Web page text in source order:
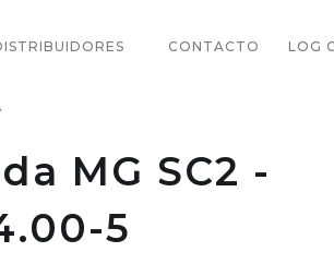
CONTACTO LOG
MG SC2 -
5